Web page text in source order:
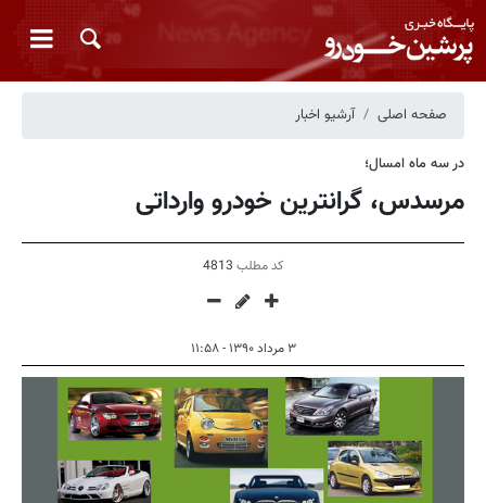
صفحه اصلی آرشیو اخبار
در سه ماه امسال؛
مرسدس، گرانترین خودرو وارداتی
کد مطلب 4813
۳ مرداد ۱۳۹۰ - ۱۱:۵۸